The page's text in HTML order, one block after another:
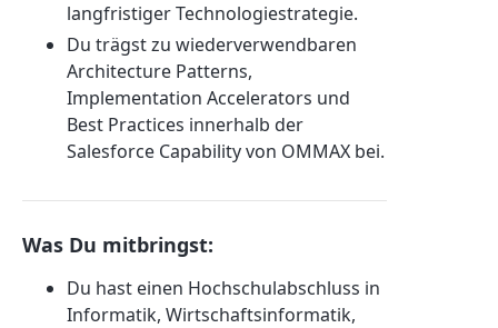
langfristiger Technologiestrategie.
Du trägst zu wiederverwendbaren
Architecture Patterns,
Implementation Accelerators und
Best Practices innerhalb der
Salesforce Capability von OMMAX bei.
Was Du mitbringst:
Du hast einen Hochschulabschluss in
Informatik, Wirtschaftsinformatik,